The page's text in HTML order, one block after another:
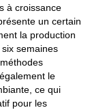
à croissance
un certain
la production
semaines
le
ce qui
pour les